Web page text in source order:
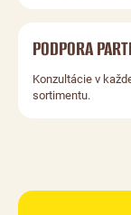
PODPORA
Konzultácie v
sortimentu.